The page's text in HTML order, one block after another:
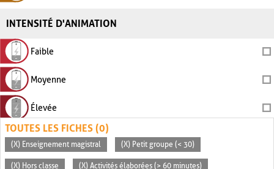
INTENSITÉ D'ANIMATION
Faible
Moyenne
Élevée
TOUTES LES FICHES (0)
(X) Enseignement magistral (X) Petit groupe (< 30)
(X) Hors classe (X) Activités élaborées (> 60 minutes)